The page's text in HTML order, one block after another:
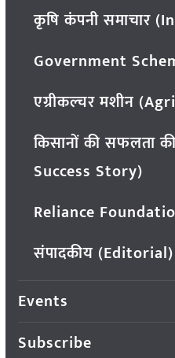
कृषि कंपनी समाचार
Government
एग्रीकल्चर मशीन
किसानों की सफलता
Success Story)
Reliance
संपादकीय (Editorial)
Events
Subscribe